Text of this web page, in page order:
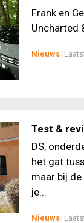
Frank en
Uncharted
Nieuws |
Test &
DS,
het gat
maar bij
je...
Nieuws |